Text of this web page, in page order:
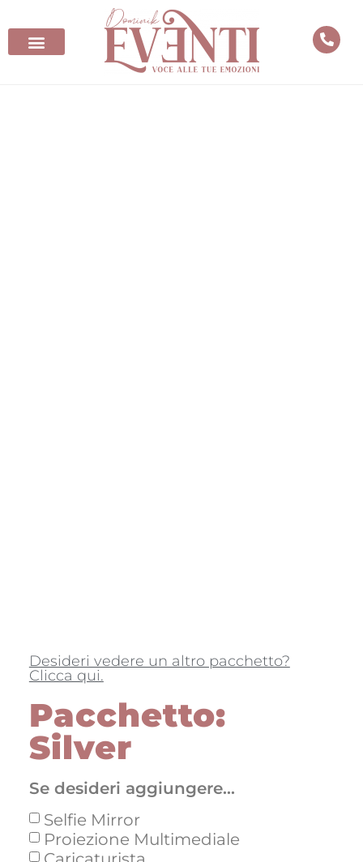
Desideri vedere un altro pacchetto?
Clicca qui.
Pacchetto:
Silver
Se desideri aggiungere...
Selfie Mirror
Proiezione Multimediale